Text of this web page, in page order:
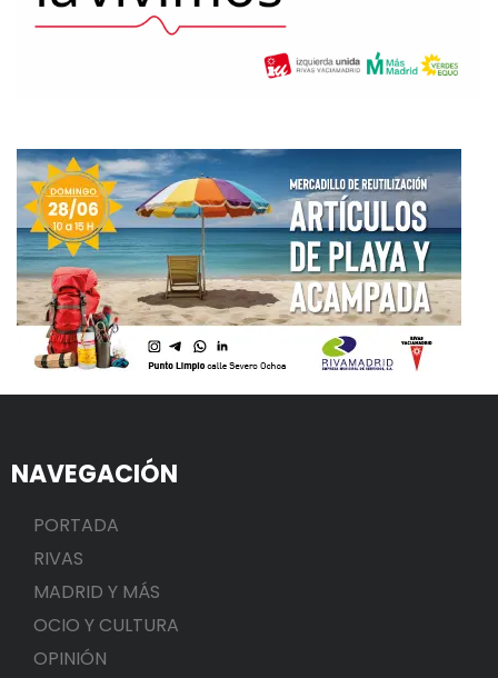
NAVEGACIÓN
PORTADA
RIVAS
MADRID Y MÁS
OCIO Y CULTURA
OPINIÓN